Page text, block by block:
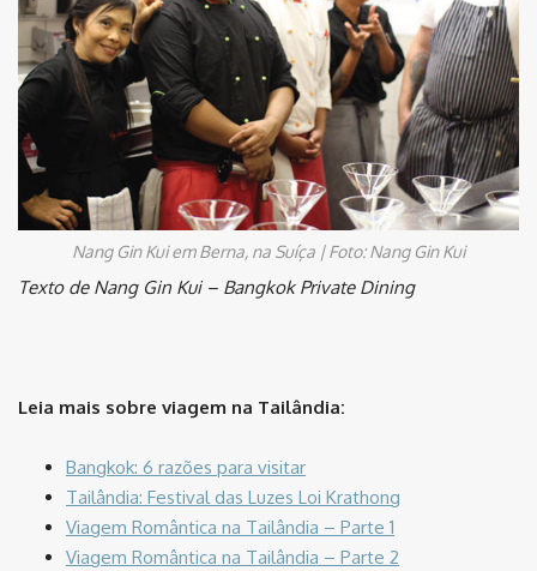
Nang Gin Kui em Berna, na Suíça | Foto: Nang Gin Kui
Texto de Nang Gin Kui – Bangkok Private Dining
Leia mais sobre viagem na Tailândia:
Bangkok: 6 razões para visitar
Tailândia: Festival das Luzes Loi Krathong
Viagem Romântica na Tailândia – Parte 1
Viagem Romântica na Tailândia – Parte 2